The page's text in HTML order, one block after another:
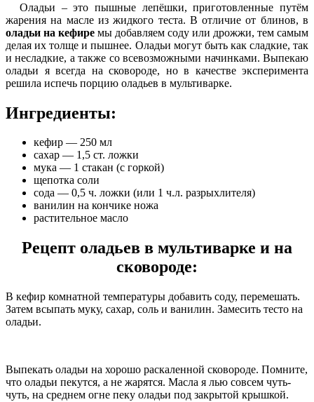
Оладьи – это пышные лепёшки, приготовленные путём
жарения на масле из жидкого теста. В отличие от блинов, в
оладьи на кефире мы добавляем соду или дрожжи, тем самым
делая их толще и пышнее. Оладьи могут быть как сладкие, так
и несладкие, а также со всевозможными начинками. Выпекаю
оладьи я всегда на сковороде, но в качестве эксперимента
решила испечь порцию оладьев в мультиварке.
Ингредиенты:
кефир — 250 мл
сахар — 1,5 ст. ложки
мука — 1 стакан (с горкой)
щепотка соли
сода — 0,5 ч. ложки (или 1 ч.л. разрыхлителя)
ванилин на кончике ножа
растительное масло
Рецепт оладьев в мультиварке и на
сковороде:
В кефир комнатной температуры добавить соду, перемешать.
Затем всыпать муку, сахар, соль и ванилин. Замесить тесто на
оладьи.
Выпекать оладьи на хорошо раскаленной сковороде. Помните,
что оладьи пекутся, а не жарятся. Масла я лью совсем чуть-
чуть, на среднем огне пеку оладьи под закрытой крышкой.